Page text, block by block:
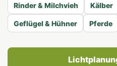
Rinder & Milchvieh Kälber
Geflügel & Hühner Pferde